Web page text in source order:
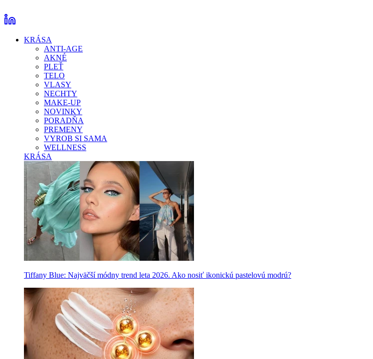
KRÁSA
ANTI-AGE
AKNÉ
PLEŤ
TELO
VLASY
NECHTY
MAKE-UP
NOVINKY
PORADŇA
PREMENY
VYROB SI SAMA
WELLNESS
KRÁSA
Tiffany Blue: Najväčší módny trend leta 2026. Ako nosiť ikonickú pastelovú modrú?